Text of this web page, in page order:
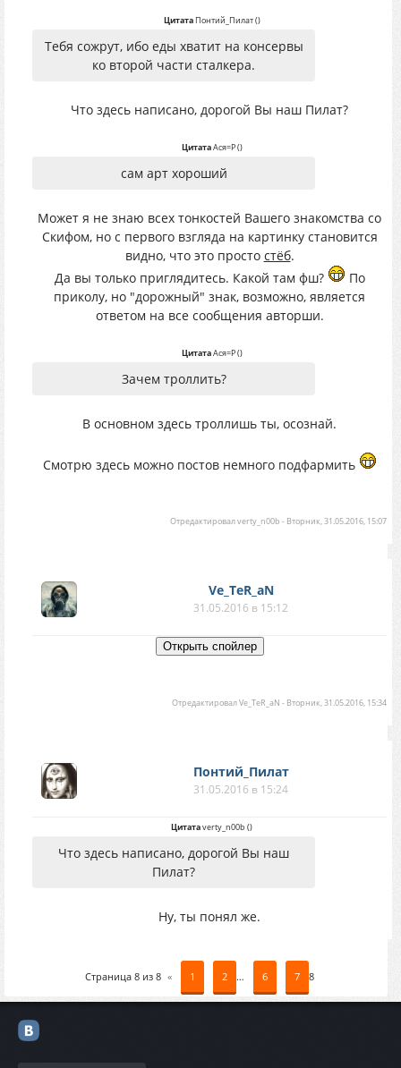
ЦитатаПонтий_Пилат()
Тебя сожрут, ибо еды хватит на консервы
ко второй части сталкера.
Что здесь написано, дорогой Вы наш Пилат?
ЦитатаАся=P()
сам арт хороший
Может я не знаю всех тонкостей Вашего знакомства со
Скифом, но с первого взгляда на картинку становится
видно, что это просто стёб.
Да вы только приглядитесь. Какой там фш?
По
приколу, но "дорожный" знак, возможно, является
ответом на все сообщения авторши.
ЦитатаАся=P()
Зачем троллить?
В основном здесь троллишь ты, осознай.
Смотрю здесь можно постов немного подфармить
Отредактировалverty_n00b - Вторник, 31.05.2016, 15:07
Ve_TeR_aN
31.05.2016 в 15:12
ОтредактировалVe_TeR_aN - Вторник, 31.05.2016, 15:34
Понтий_Пилат
31.05.2016 в 15:24
Цитатаverty_n00b ()
Что здесь написано, дорогой Вы наш
Пилат?
Ну, ты понял же.
Страница 8из 8 « 1 2 … 6 7 8